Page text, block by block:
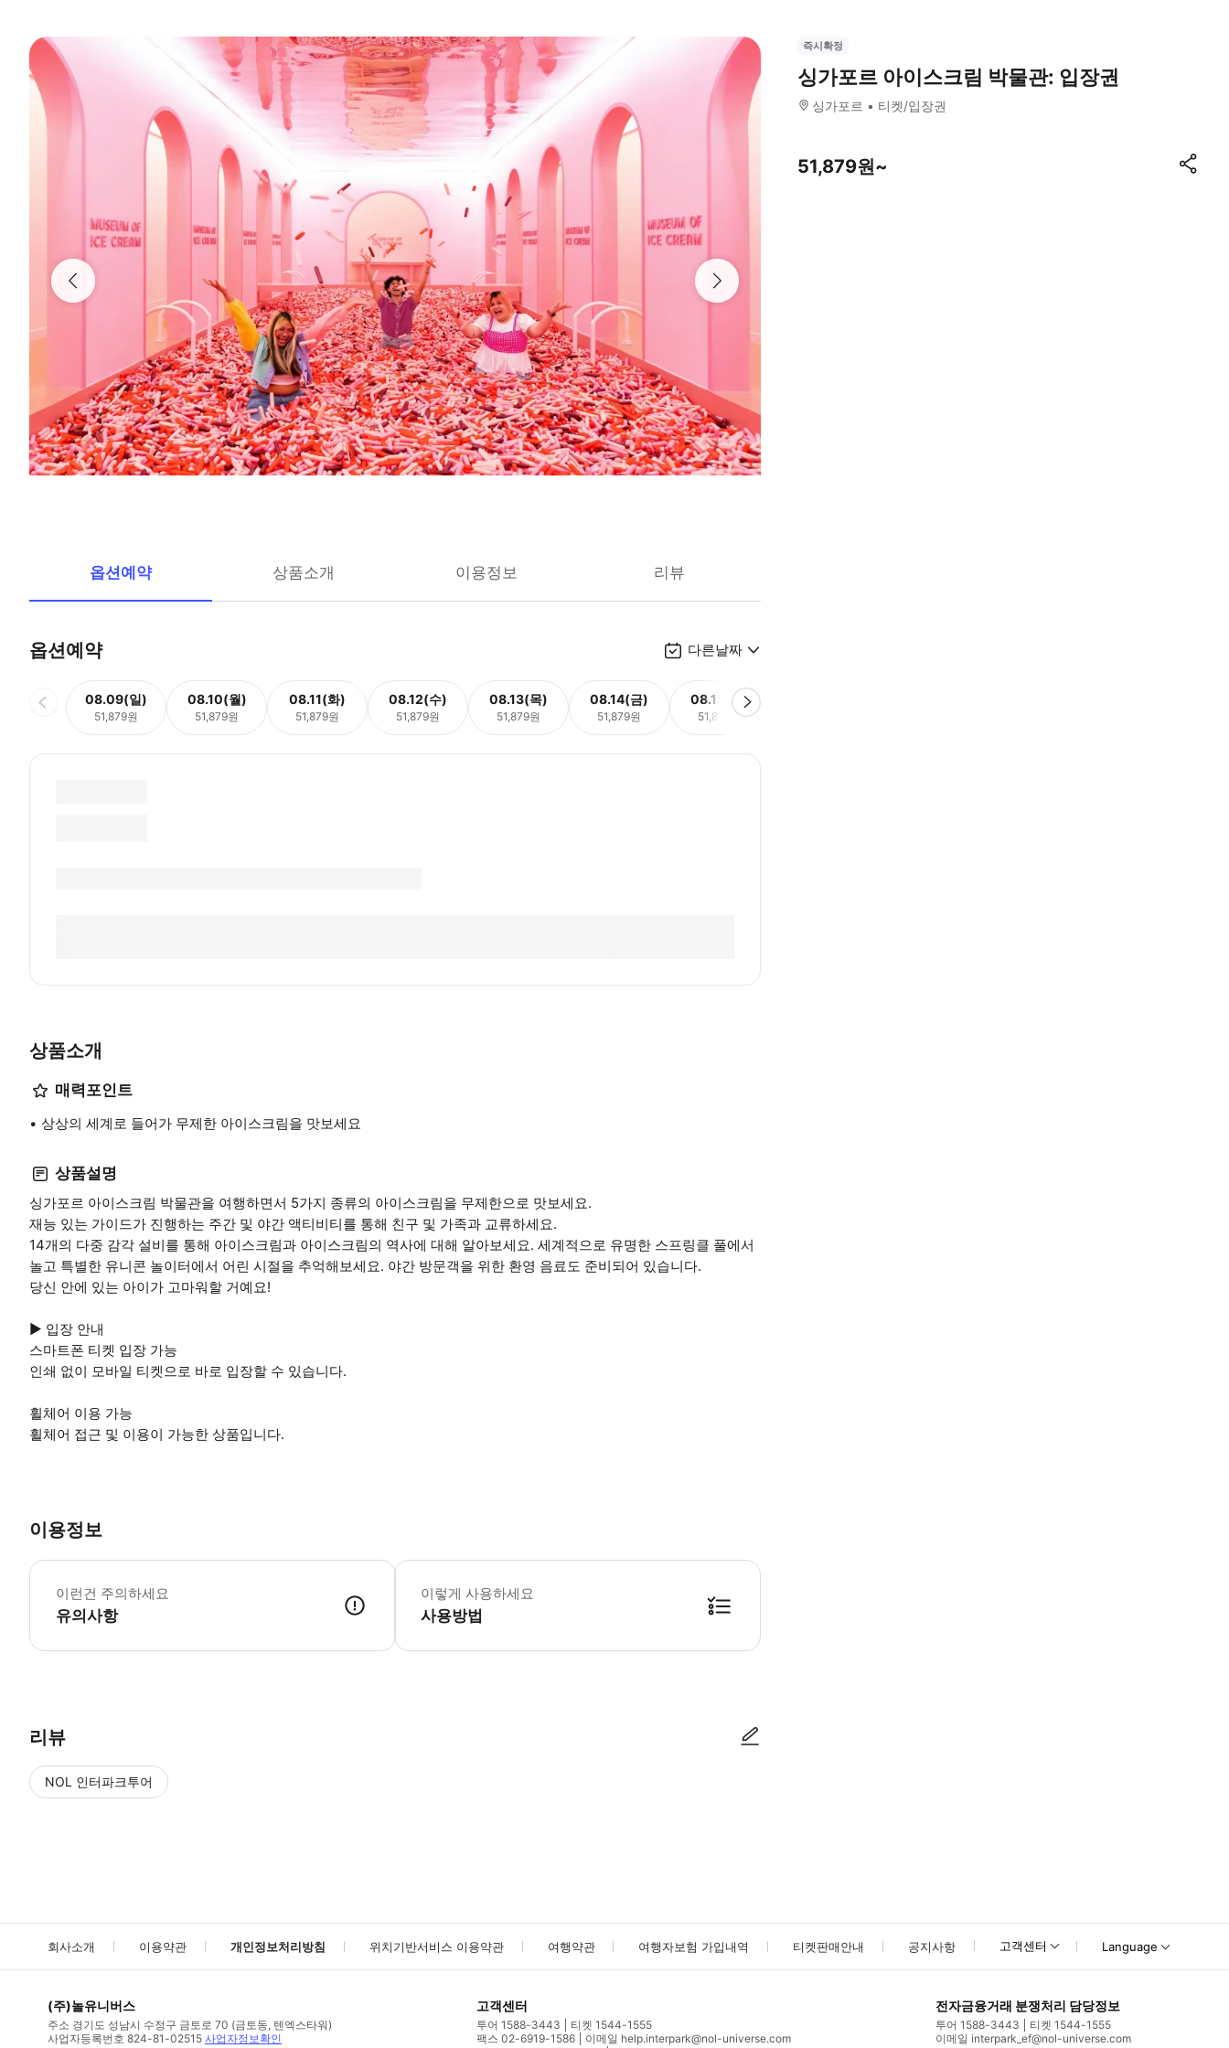
옵션예약 상품소개 이용정보 리뷰
옵션예약 다른날짜
08.09(일)
51,879원
08.10(월)
51,879원
08.11(화)
51,879원
08.12(수)
51,879원
08.13(목)
51,879원
08.14(금)
51,879원
08.15(토)
51,879원
상품소개
매력포인트
상상의 세계로 들어가 무제한 아이스크림을 맛보세요
상품설명
싱가포르 아이스크림 박물관을 여행하면서 5가지 종류의 아이스크림을 무제한으로 맛보세요.
재능 있는 가이드가 진행하는 주간 및 야간 액티비티를 통해 친구 및 가족과 교류하세요.
14개의 다중 감각 설비를 통해 아이스크림과 아이스크림의 역사에 대해 알아보세요. 세계적으로 유명한 스프링클 풀에서
놀고 특별한 유니콘 놀이터에서 어린 시절을 추억해보세요. 야간 방문객을 위한 환영 음료도 준비되어 있습니다.
당신 안에 있는 아이가 고마워할 거예요!
▶ 입장 안내
스마트폰 티켓 입장 가능
인쇄 없이 모바일 티켓으로 바로 입장할 수 있습니다.
휠체어 이용 가능
휠체어 접근 및 이용이 가능한 상품입니다.
이용정보
이런건 주의하세요
유의사항
▶ 꼭 알아두세요 장소는 매월 마지막 화요일을 제외하고 매일 열려 있습니다. * 만 2세 이하 유아는 무료로 입장할 수 있지만 유료 성인 보호자가 동행해
이렇게 사용하세요
사용방법
리뷰
NOL 인터파크투어
즉시확정
싱가포르 아이스크림 박물관: 입장권
싱가포르 티켓/입장권
51,879원~
회사소개 이용약관 개인정보처리방침 위치기반서비스 이용약관 여행약관 여행자보험 가입내역 티켓판매안내 공지사항 고객센터 Language
(주)놀유니버스
주소 경기도 성남시 수정구 금토로 70 (금토동, 텐엑스타워)
사업자등록번호 824-81-02515 사업자정보확인
고객센터
투어 1588-3443
티켓 1544-1555
팩스 02-6919-1586
이메일 help.interpark@nol-universe.com
전자금융거래 분쟁처리 담당정보
투어 1588-3443
티켓 1544-1555
이메일 interpark_ef@nol-universe.com